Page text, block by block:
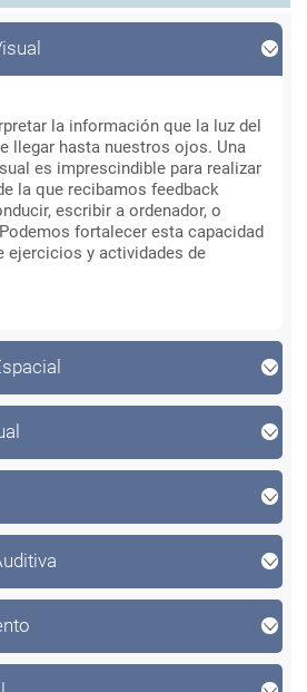
y de comprensión de la
recibida.
la información que la luz del
llegar hasta nuestros ojos. Una
es imprescindible para realizar
la que recibamos feedback
escribir a ordenador, o
fortalecer esta capacidad
y actividades de